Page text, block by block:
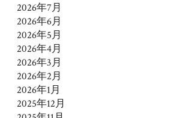
2026年7月
2026年6月
2026年5月
2026年4月
2026年3月
2026年2月
2026年1月
2025年12月